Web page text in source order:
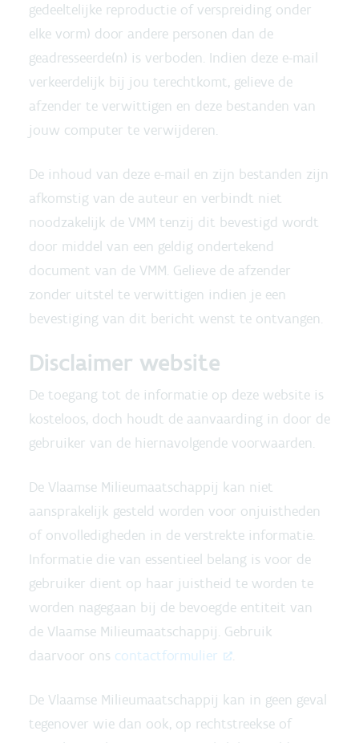
gedeeltelijke reproductie of verspreiding onder
elke vorm) door andere personen dan de
geadresseerde(n) is verboden. Indien deze e-mail
verkeerdelijk bij jou terechtkomt, gelieve de
afzender te verwittigen en deze bestanden van
jouw computer te verwijderen.
De inhoud van deze e-mail en zijn bestanden zijn
afkomstig van de auteur en verbindt niet
noodzakelijk de VMM tenzij dit bevestigd wordt
door middel van een geldig ondertekend
document van de VMM. Gelieve de afzender
zonder uitstel te verwittigen indien je een
bevestiging van dit bericht wenst te ontvangen.
Disclaimer website
De toegang tot de informatie op deze website is
kosteloos, doch houdt de aanvaarding in door de
gebruiker van de hiernavolgende voorwaarden.
De Vlaamse Milieumaatschappij kan niet
aansprakelijk gesteld worden voor onjuistheden
of onvolledigheden in de verstrekte informatie.
Informatie die van essentieel belang is voor de
gebruiker dient op haar juistheid te worden te
worden nagegaan bij de bevoegde entiteit van
de Vlaamse Milieumaatschappij. Gebruik
daarvoor ons contactformulier .
De Vlaamse Milieumaatschappij kan in geen geval
tegenover wie dan ook, op rechtstreekse of